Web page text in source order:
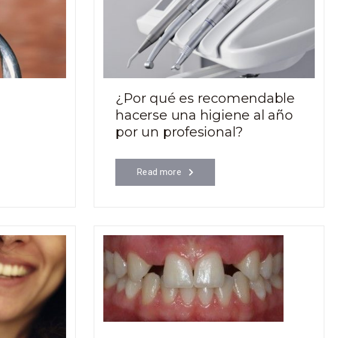
¿Por qué es recomendable
hacerse una higiene al año
por un profesional?
Read more